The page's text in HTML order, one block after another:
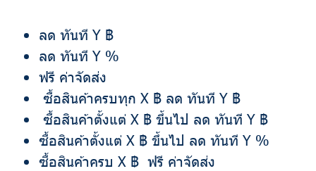
ลด ทันที Y ฿
ลด ทันที Y %
ฟรี ค่าจัดส่ง
ซื้อสินค้าครบทุก X ฿ ลด ทันที Y ฿
ซื้อสินค้าตั้งแต่ X ฿ ขึ้นไป ลด ทันที Y ฿
ซื้อสินค้าตั้งแต่ X ฿ ขึ้นไป ลด ทันที Y %
ซื้อสินค้าครบ X ฿ ฟรี ค่าจัดส่ง